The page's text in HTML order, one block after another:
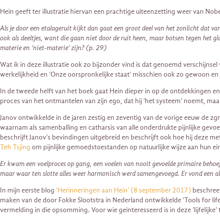
Hein geeft ter illustratie hiervan een prachtige uiteenzetting weer van
Als je door een etalageruit kijkt dan gaat een groot deel van het zonlicht dat
ook als deeltjes, want die gaan niet door de ruit heen, maar botsen tegen het
materie en ‘niet-materie’ zijn? (p. 29)
Wat ik in deze illustratie ook zo bijzonder vind is dat genoemd
werkelijkheid en ‘Onze oorspronkelijke staat’ misschien ook zo gewoon
In de tweede helft van het boek gaat Hein dieper in op de ontdekkingen
proces van het ontmantelen van zijn ego, dat hij ‘het systeem’ noemt,
Janov ontwikkelde in de jaren zestig en zeventig van de vorige eeuw de
waarnam als samenballing en catharsis van alle onderdrukte pijnlijke
beschrijft Janov’s bevindingen uitgebreid en beschrijft ook hoe hij deze
Teh Tsjing om pijnlijke gemoedstoestanden op natuurlijke wijze aan hun
Er kwam een voelproces op gang, een voelen van nooit gevoelde primaire
maar waar ten slotte alles weer harmonisch werd samengevoegd. Er vond een
In mijn eerste blog ‘Herinneringen aan Hein’ (8 september 2017)
maken van de door Fokke Slootstra in Nederland ontwikkelde ‘Tools for
vermelding in die opsomming. Voor wie geïnteresseerd is in deze